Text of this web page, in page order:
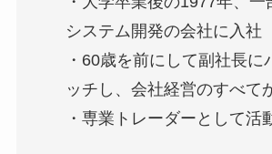
システム開発の会社に入社
・60歳を前にして副社長に
ッチし、会社経営のすべて
・専業トレーダーとして活